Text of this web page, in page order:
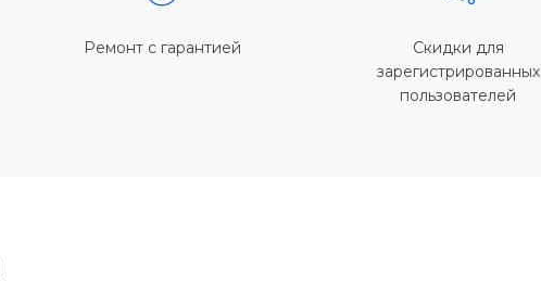
Ремонт с гарантией
Скидки для
зарегистрированных
пользователей